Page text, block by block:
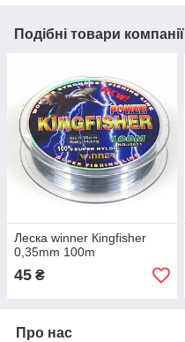
Подібні товари компанії
Леска winner Кingfisher
0,35mm 100m
45 ₴
Про нас